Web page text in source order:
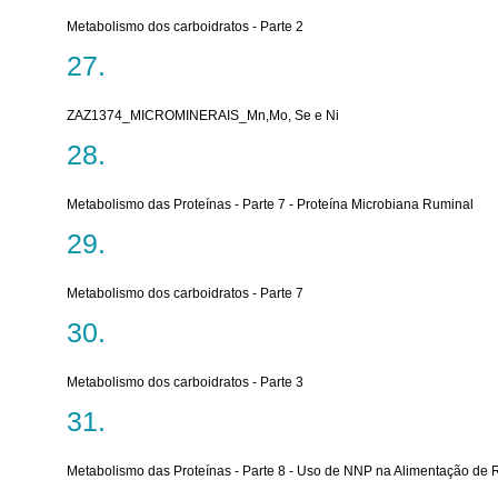
Metabolismo dos carboidratos - Parte 2
ZAZ1374_MICROMINERAIS_Mn,Mo, Se e Ni
Metabolismo das Proteínas - Parte 7 - Proteína Microbiana Ruminal
Metabolismo dos carboidratos - Parte 7
Metabolismo dos carboidratos - Parte 3
Metabolismo das Proteínas - Parte 8 - Uso de NNP na Alimentação de